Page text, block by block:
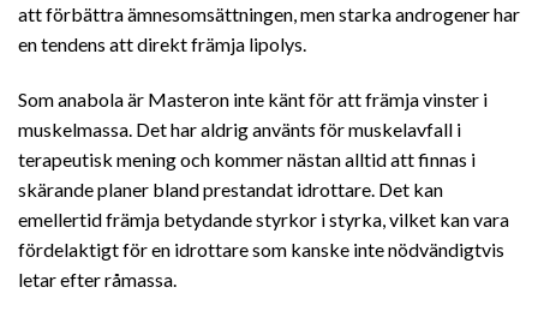
att förbättra ämnesomsättningen, men starka androgener har
en tendens att direkt främja lipolys.
Som anabola är Masteron inte känt för att främja vinster i
muskelmassa. Det har aldrig använts för muskelavfall i
terapeutisk mening och kommer nästan alltid att finnas i
skärande planer bland prestandat idrottare. Det kan
emellertid främja betydande styrkor i styrka, vilket kan vara
fördelaktigt för en idrottare som kanske inte nödvändigtvis
letar efter råmassa.